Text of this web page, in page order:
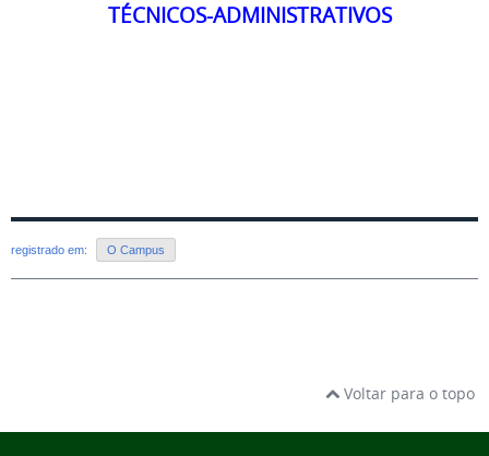
TÉCNICOS-ADMINISTRATIVOS
registrado em: O Campus
Voltar para o topo